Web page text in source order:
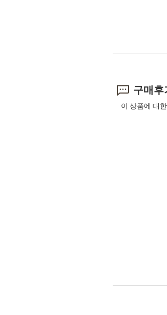
구매후
이 상품에 대